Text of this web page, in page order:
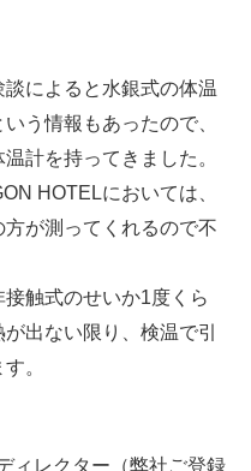
によると水銀式の体温
う情報もあったので、
計を持ってきました。
HOTELにおいては、
が測ってくれるので不
触式のせいか1度くら
出ない限り、検温で引
。
ィレクター（弊社ご登録